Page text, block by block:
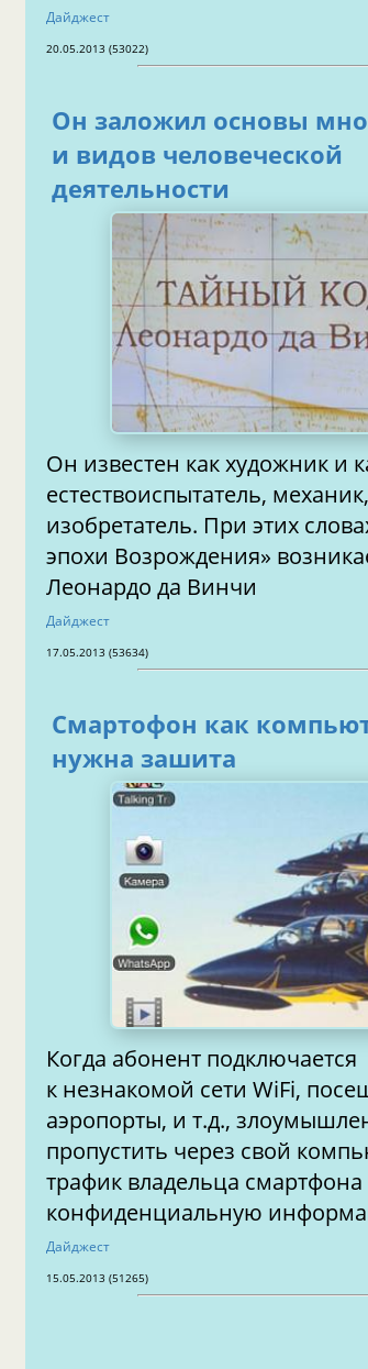
Дайджест
20.05.2013 (53022)
Он заложил основы
и видов человеческой
деятельности
Он известен как художник и
естествоиспытатель, механик,
изобретатель. При этих
эпохи Возрождения»
Леонардо да Винчи
Дайджест
17.05.2013 (53634)
Смартофон как
нужна зашита
Когда абонент подключается
к незнакомой сети WiFi,
аэропорты, и т.д.,
пропустить через свой
трафик владельца
конфиденциальную
Дайджест
15.05.2013 (51265)